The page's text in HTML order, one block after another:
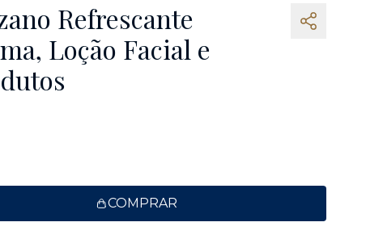
Refrescante
Loção Facial e
COMPRAR